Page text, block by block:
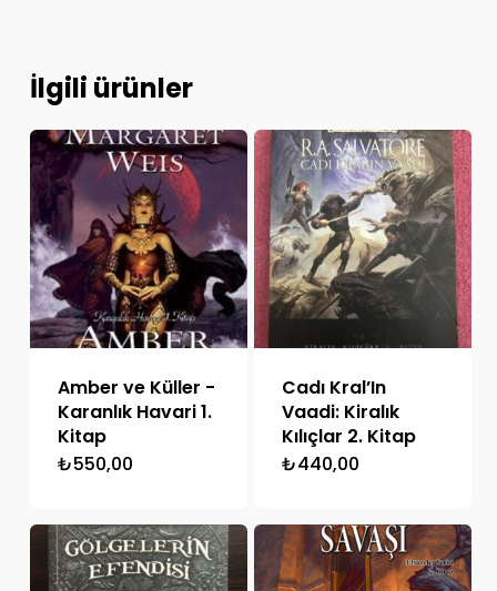
İlgili ürünler
Amber ve Küller -
Karanlık Havari 1.
Kitap
₺550,00
Cadı Kral’In
Vaadi: Kiralık
Kılıçlar 2. Kitap
₺440,00